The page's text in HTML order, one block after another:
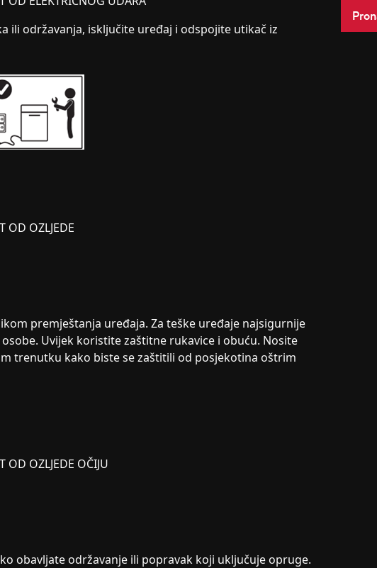
ili održavanja, isključite uređaj i odspojite utikač iz
OD OZLJEDE
premještanja uređaja. Za teške uređaje najsigurnije
Uvijek koristite zaštitne rukavice i obuću. Nosite
trenutku kako biste se zaštitili od posjekotina oštrim
OD OZLJEDE OČIJU
obavljate održavanje ili popravak koji uključuje opruge.